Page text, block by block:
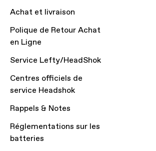
Achat et livraison
Polique de Retour Achat
en Ligne
Service Lefty/HeadShok
Centres officiels de
service Headshok
Rappels & Notes
Réglementations sur les
batteries